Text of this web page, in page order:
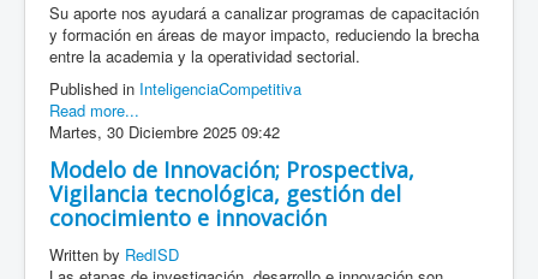
Su aporte nos ayudará a canalizar programas de capacitación
y formación en áreas de mayor impacto, reduciendo la brecha
entre la academia y la operatividad sectorial.
Published in InteligenciaCompetitiva
Read more...
Martes, 30 Diciembre 2025 09:42
Modelo de Innovación; Prospectiva,
Vigilancia tecnológica, gestión del
conocimiento e innovación
Written by RedISD